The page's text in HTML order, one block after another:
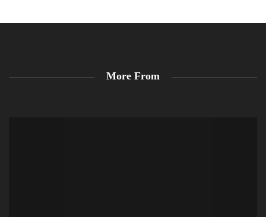
More From